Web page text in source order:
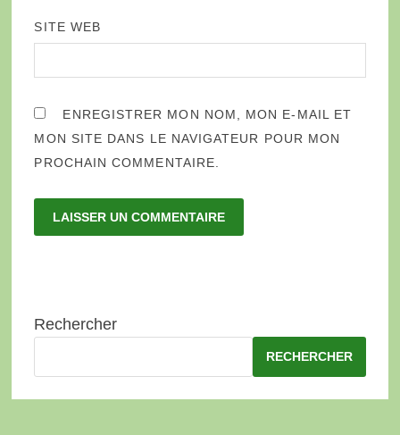
SITE WEB
ENREGISTRER MON NOM, MON E-MAIL ET
MON SITE DANS LE NAVIGATEUR POUR MON
PROCHAIN COMMENTAIRE.
Rechercher
RECHERCHER